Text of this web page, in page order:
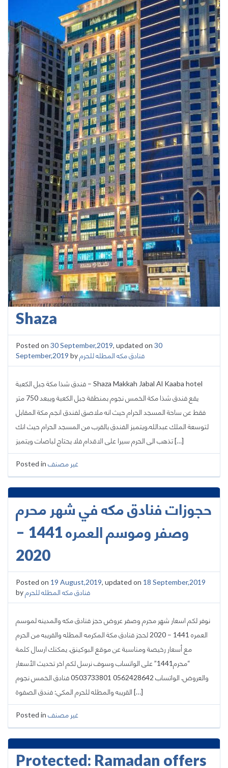
Shaza
Posted on 30 September,2019, updated on 30
September,2019 by فنادق مكه المطله للحرم
فندق شذا مكة جبل الكعبة – Shaza Makkah Jabal Al Kaaba hotel
يقع فندق شذا مكة الخمس نجوم بمنطقة جبل الكعبة ويبعد 750 متر
فقط عن ساحة المسجد الحرام حيث انه ملاصق لفندق انجم مكة المقابل
لتوسعة الملك عبدالله.ويتميز الفندق بالقرب من المسجد الحرام حيث انك
تذهب الى الحرم سيرا على الاقدام فلا يحتاج لباصات ويتميز […]
Posted in غير مصنف
حجوزات فنادق مكه في شهر محرم
وصفر وموسم العمره 1441 –
2020
Posted on 19 August,2019, updated on 18 September,2019
by فنادق مكه المطله للحرم
نوفر لكم اسعار شهر محرم وصفر عروض حجز فنادق مكه والمدينه لموسم
العمره 1441 – 2020 لحجز فنادق مكة المكرمه المطله والقريبه من الحرم
مع أسعار رخيصة ومناسبة عن موقع البوكينق. يمكنك ارسال كلمة
“محرم1441” على الواتساب وسوف نرسل لكم اخر تحديث الأسعار
والعروض. الواتساب 0562428642 0503733801 فنادق الخمس نجوم
القريبه والمطله للحرم المكي: فندق الصفوة […]
Posted in غير مصنف
Protected: Ramadan offers